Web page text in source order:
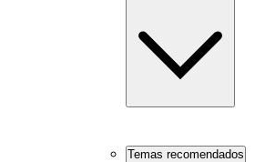
Temas recomendados